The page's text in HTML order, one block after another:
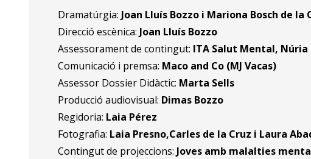
Dramatúrgia: Joan Lluís Bozzo i Mariona Bosch de la
Direcció escènica: Joan Lluís Bozzo
Assessorament de contingut: ITA Salut Mental, Núria
Comunicació i premsa: Maco and Co (MJ Vacas)
Assessor Dossier Didàctic: Marta Sells
Producció audiovisual: Dimas Bozzo
Regidoria: Laia Pérez
Fotografia: Laia Presno,Carles de la Cruz i Laura
Contingut de projeccions: Joves amb malalties